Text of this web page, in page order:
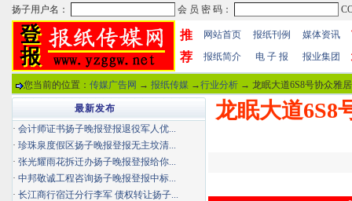
推
荐
网站首页 报纸刊例 媒体资讯
报纸简介 电 子 报 报业集团
您当前的位置： 传媒广告网 → 报纸传媒 →行业分析 → 龙眠大道6S8号协众雅
龙眠大道6S8
最新发布
· 会计师证书扬子晚报登报退役军人优...
· 珍珠泉度假区扬子晚报登报无主坟清...
· 张光耀雨花拆迁办扬子晚报登报给你...
· 中邦敬诚工程咨询扬子晚报登报中标...
· 长江商行宿迁分行李军 债权转让扬子...